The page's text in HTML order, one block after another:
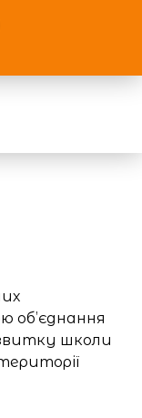
об’єднання
школи